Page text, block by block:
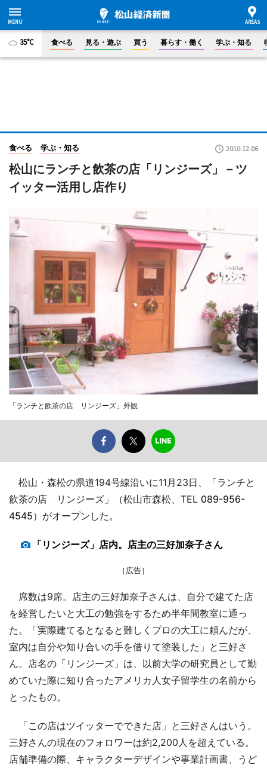
35°C 食べる 見る・遊ぶ 買う 暮らす・働く 学ぶ・知る
食べる 学ぶ・知る 2010.12.06
松山にランチと飲茶の店「リンジーズ」－ツ
イッター活用し店作り
「ランチと飲茶の店 リンジーズ」外観
松山・森松の県道194号線沿いに11月23日、「ランチと
飲茶の店 リンジーズ」（松山市森松、TEL 089-956-
4545）がオープンした。
「リンジーズ」店内。店主の三好加奈子さん
［広告］
席数は9席。店主の三好加奈子さんは、自分で建てた店
を経営したいと大工の勉強をするため半年間教室に通っ
た。「実際建てるとなると難しくプロの大工に頼んだが、
室内は自分や知り合いの手を借りて塗装した」と三好さ
ん。店名の「リンジーズ」は、以前大学の研究員として勤
めていた際に知り合ったアメリカ人女子留学生の名前から
とったもの。
「この店はツイッターでできた店」と三好さんはいう。
三好さんの現在のフォロワーは約2,200人を超えている。
店舗準備の際、キャラクターデザインや事業計画書、うど